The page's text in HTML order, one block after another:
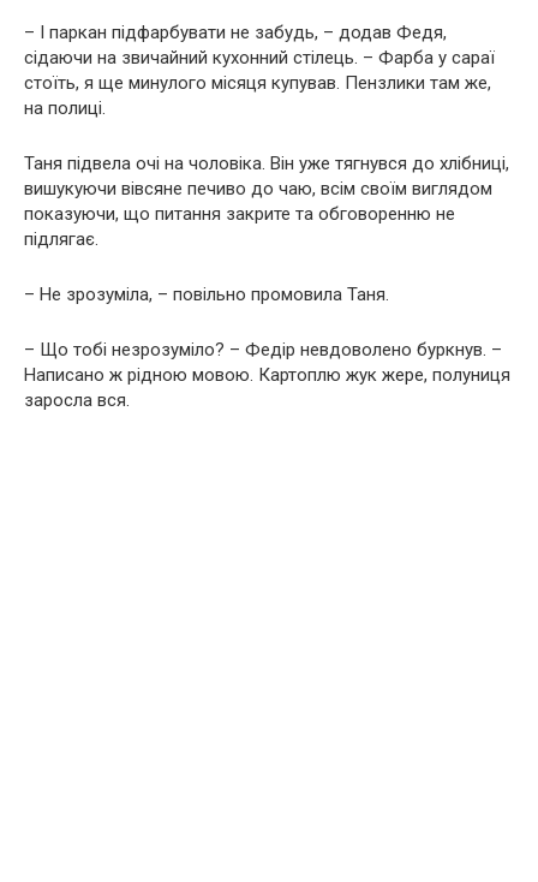
– І паркан підфарбувати не забудь, – додав Федя,
сідаючи на звичайний кухонний стілець. – Фарба у сараї
стоїть, я ще минулого місяця купував. Пензлики там же,
на полиці.
Таня підвела очі на чоловіка. Він уже тягнувся до хлібниці,
вишукуючи вівсяне печиво до чаю, всім своїм виглядом
показуючи, що питання закрите та обговоренню не
підлягає.
– Не зрозуміла, – повільно промовила Таня.
– Що тобі незрозуміло? – Федір невдоволено буркнув. –
Написано ж рідною мовою. Картоплю жук жере, полуниця
заросла вся.